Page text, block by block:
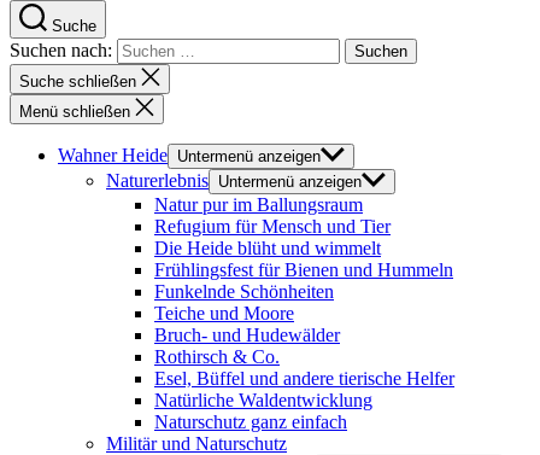
Suche
Suchen nach:
Suche schließen
Menü schließen
Wahner Heide Untermenü anzeigen
Naturerlebnis Untermenü anzeigen
Natur pur im Ballungsraum
Refugium für Mensch und Tier
Die Heide blüht und wimmelt
Frühlingsfest für Bienen und Hummeln
Funkelnde Schönheiten
Teiche und Moore
Bruch- und Hudewälder
Rothirsch & Co.
Esel, Büffel und andere tierische Helfer
Natürliche Waldentwicklung
Naturschutz ganz einfach
Militär und Naturschutz